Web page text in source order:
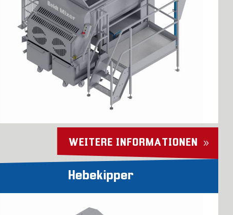
WEITERE INFORMATIONEN
Hebekipper